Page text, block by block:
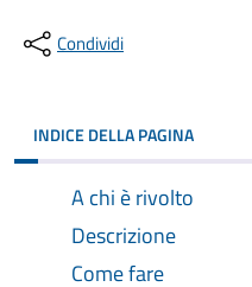
Condividi
INDICE DELLA PAGINA
A chi è rivolto
Descrizione
Come fare